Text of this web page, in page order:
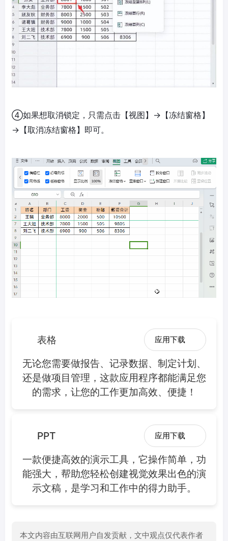
④如果想取消锁定，只需点击【视图】→【冻结窗格】
→【取消冻结窗格】即可。
表格 应用下载
无论您需要做报告、记录数据、制定计划、
还是做项目管理，这款应用程序都能满足您
的需求，让您的工作更加高效、便捷！
PPT 应用下载
一款便捷高效的演示工具，它操作简单，功
能强大，帮助您轻松创建视觉效果出色的演
示文稿，是学习和工作中的得力助手。
本文内容由互联网用户自发贡献，文中观点仅代表作者